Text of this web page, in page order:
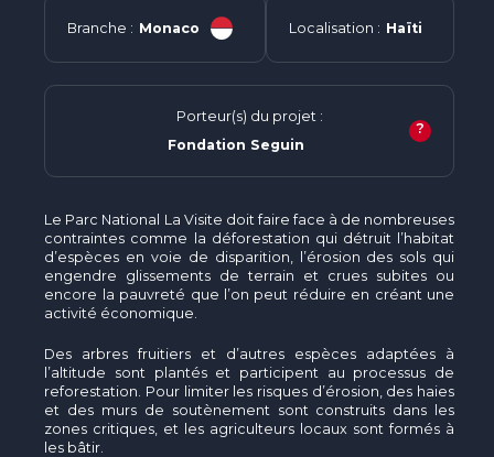
Branche : Monaco Localisation : Haïti
Porteur(s) du projet :
Fondation Seguin
?
Le Parc National La Visite doit faire face à de nombreuses
contraintes comme la déforestation qui détruit l’habitat
d’espèces en voie de disparition, l’érosion des sols qui
engendre glissements de terrain et crues subites ou
encore la pauvreté que l’on peut réduire en créant une
activité économique.
Des arbres fruitiers et d’autres espèces adaptées à
l’altitude sont plantés et participent au processus de
reforestation. Pour limiter les risques d’érosion, des haies
et des murs de soutènement sont construits dans les
zones critiques, et les agriculteurs locaux sont formés à
les bâtir.